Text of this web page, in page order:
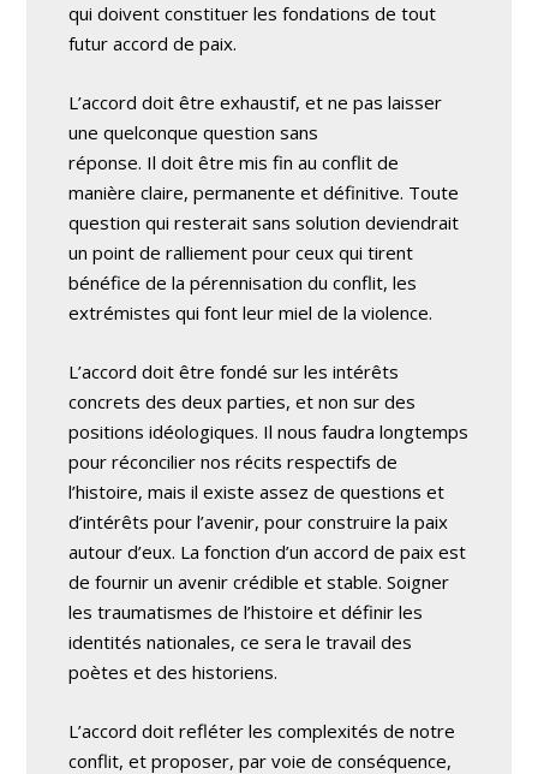
qui doivent constituer les fondations de tout
futur accord de paix.
L’accord doit être exhaustif, et ne pas laisser
une quelconque question sans
réponse. Il doit être mis fin au conflit de
manière claire, permanente et définitive. Toute
question qui resterait sans solution deviendrait
un point de ralliement pour ceux qui tirent
bénéfice de la pérennisation du conflit, les
extrémistes qui font leur miel de la violence.
L’accord doit être fondé sur les intérêts
concrets des deux parties, et non sur des
positions idéologiques. Il nous faudra longtemps
pour réconcilier nos récits respectifs de
l’histoire, mais il existe assez de questions et
d’intérêts pour l’avenir, pour construire la paix
autour d’eux. La fonction d’un accord de paix est
de fournir un avenir crédible et stable. Soigner
les traumatismes de l’histoire et définir les
identités nationales, ce sera le travail des
poètes et des historiens.
L’accord doit refléter les complexités de notre
conflit, et proposer, par voie de conséquence,